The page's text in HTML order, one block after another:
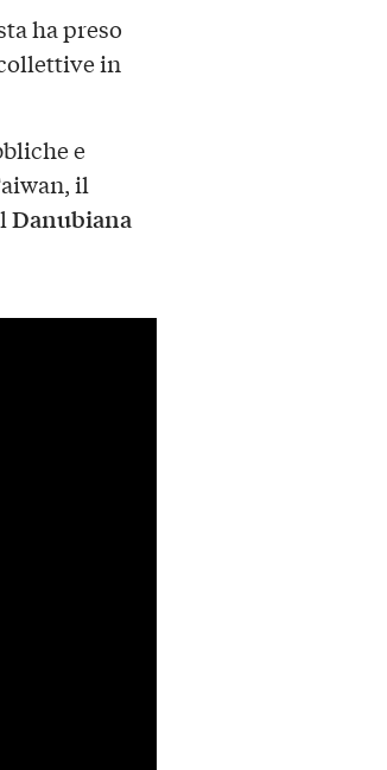
ha preso
in
e
il
Danubiana